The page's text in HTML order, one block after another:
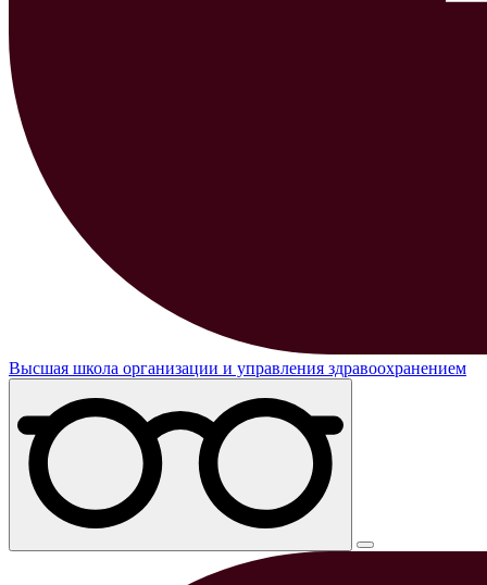
Высшая школа организации и управления здравоохранением